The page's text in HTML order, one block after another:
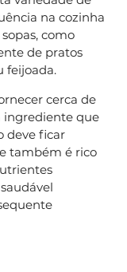
na cozinha
como
de pratos
feijoada.
cerca de
ingrediente que
deve ficar
também é rico